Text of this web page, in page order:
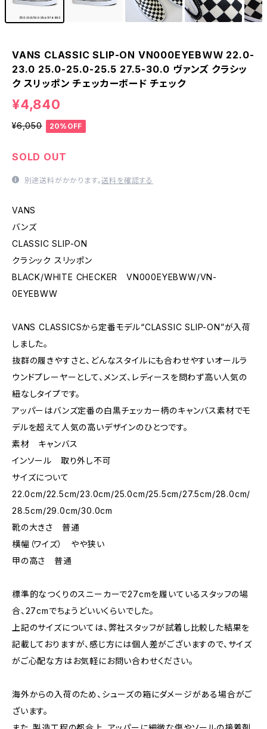
VANS CLASSIC SLIP-ON VN000EYEBＷＷ 22.0-
23.0 25.0-25.0-25.5 27.5-30.0 ヴァンズ クラシッ
ク スリッポン チェッカーボード チェック
¥4,840
¥6,050 20%OFF
SOLD OUT
別途送料がかかります。送料を確認する
VANS
バンズ
CLASSIC SLIP-ON
クラシック スリッポン
BLACK/WHITE CHECKER VN000EYEBWW/VN-
0EYEBWW
VANS CLASSICSから定番モデル“CLASSIC SLIP-ON”が入荷
しました。
抜群の履きやすさと、どんなスタイルにも合わせやすいオールラ
ウンドプレーヤーとして、メンズ、レディースを問わず高い人気の
紐なしタイプです。
アッパーはバンズ定番の白黒チェッカー柄のキャンバス素材でモ
デルを超えて人気の高いデザインのひとつです。
素材 キャンバス
インソール 取り外し不可
サイズについて
22.0cm/22.5cm/23.0cm/25.0cm/25.5cm/27.5cm/28.0cm/
28.5cm/29.0cm/30.0cm
靴の大きさ 普通
横幅（ワイズ） やや狭い
甲の高さ 普通
標準的なつくりのスニーカーで27cmを履いているスタッフの場
合、27cmでちょうどいいくらいでした。
上記のサイズについては、弊社スタッフが試着し比較した結果を
記載しておりますが、感じ方には個人差がございますので、サイズ
がご心配な方はお気軽にお問い合わせください。
海外からの入荷のため、シューズの箱にダメージがある場合がご
ざいます。